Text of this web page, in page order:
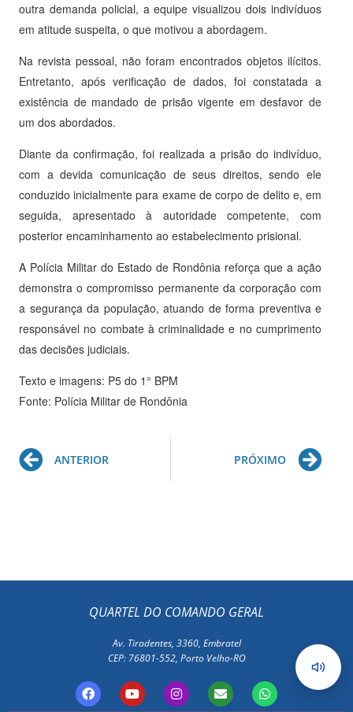
outra demanda policial, a equipe visualizou dois indivíduos
em atitude suspeita, o que motivou a abordagem.
Na revista pessoal, não foram encontrados objetos ilícitos.
Entretanto, após verificação de dados, foi constatada a
existência de mandado de prisão vigente em desfavor de
um dos abordados.
Diante da confirmação, foi realizada a prisão do indivíduo,
com a devida comunicação de seus direitos, sendo ele
conduzido inicialmente para exame de corpo de delito e, em
seguida, apresentado à autoridade competente, com
posterior encaminhamento ao estabelecimento prisional.
A Polícia Militar do Estado de Rondônia reforça que a ação
demonstra o compromisso permanente da corporação com
a segurança da população, atuando de forma preventiva e
responsável no combate à criminalidade e no cumprimento
das decisões judiciais.
Texto e imagens: P5 do 1° BPM
Fonte: Polícia Militar de Rondônia
Prev
ANTERIOR PRÓXIMO
QUARTEL DO COMANDO GERAL
Av. Tiradentes, 3360, Embratel
CEP: 76801-552, Porto Velho-RO
F
a
Y
o
I
n
E
n
W
h